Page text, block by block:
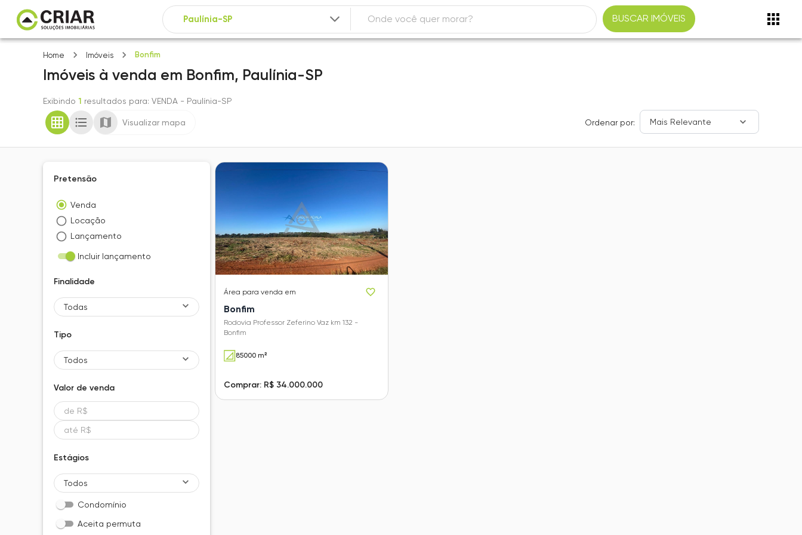
BUSCAR IMÓVEIS
Home Imóveis Bonfim
Imóveis à venda em Bonfim, Paulínia-SP
Exibindo 1 resultados para: VENDA - Paulínia-SP
Visualizar mapa Ordenar por: Mais Relevante
Pretensão
Venda
Locação
Lançamento
Incluir lançamento
Finalidade
Todas
Tipo
Todos
Valor de venda
Estágios
Todos
Condomínio
Aceita permuta
Área para venda em
Bonfim
Rodovia Professor Zeferino Vaz km 132 -
Bonfim
85000 m²
Comprar: R$ 34.000.000